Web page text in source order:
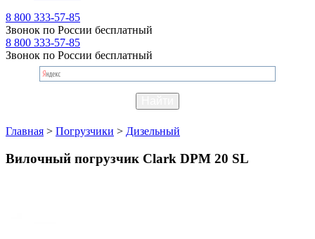
8 800 333-57-85
Звонок по России бесплатный
8 800 333-57-85
Звонок по России бесплатный
Главная > Погрузчики > Дизельный
Вилочный погрузчик Clark DPM 20 SL